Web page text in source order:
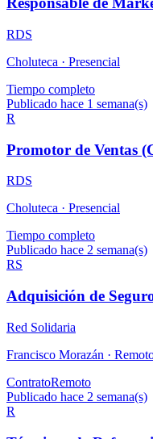
RDS
Choluteca · Presencial
Tiempo completo
Publicado hace 1 semana(s)
R
Promotor de Ventas
RDS
Choluteca · Presencial
Tiempo completo
Publicado hace 2 semana(s)
RS
Adquisición de
Red Solidaria
Francisco Morazán ·
ContratoRemoto
Publicado hace 2 semana(s)
R